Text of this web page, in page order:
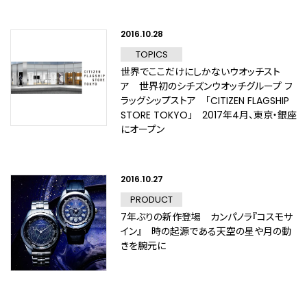
2016.10.28
TOPICS
世界でここだけにしかないウオッチスト
ア 世界初のシチズンウオッチグループ フ
ラッグシップストア 「CITIZEN FLAGSHIP
STORE TOKYO」 2017年4月、東京・銀座
にオープン
2016.10.27
PRODUCT
7年ぶりの新作登場 カンパノラ『コスモサ
イン』 時の起源である天空の星や月の動
きを腕元に